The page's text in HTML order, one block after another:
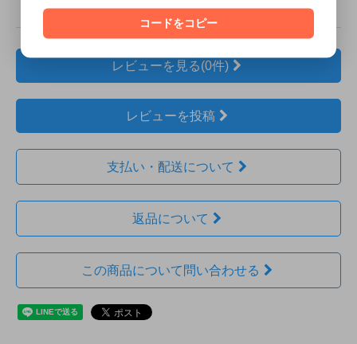
型番 man-p110_rj
レビューを見る(0件)
レビューを投稿
支払い・配送について
返品について
この商品について問い合わせる
コードをコピー